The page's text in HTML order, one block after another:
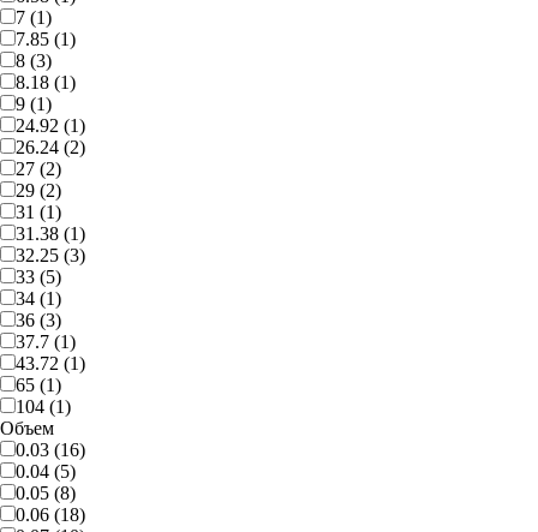
7 (1)
7.85 (1)
8 (3)
8.18 (1)
9 (1)
24.92 (1)
26.24 (2)
27 (2)
29 (2)
31 (1)
31.38 (1)
32.25 (3)
33 (5)
34 (1)
36 (3)
37.7 (1)
43.72 (1)
65 (1)
104 (1)
Объем
0.03 (16)
0.04 (5)
0.05 (8)
0.06 (18)